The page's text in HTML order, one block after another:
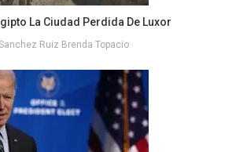
La Ciudad Perdida De Luxor
Ruiz Brenda Topacio